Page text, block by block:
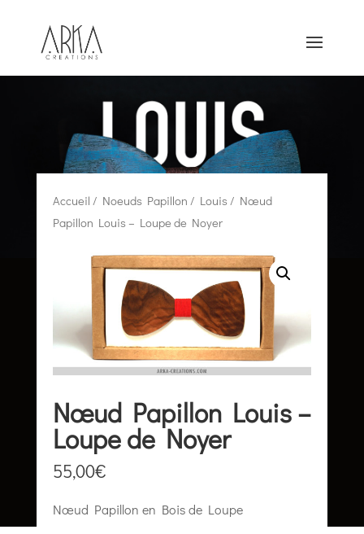
Accueil / Noeuds Papillon / Louis / Nœud
Papillon Louis – Loupe de Noyer
Nœud Papillon Louis –
Loupe de Noyer
55,00€
Nœud Papillon en Bois de Loupe